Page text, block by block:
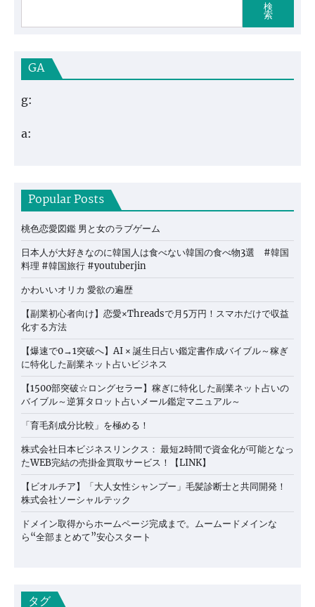
検
索
GA
g:
a:
Popular Posts
桃色恋愛図鑑 男と女のラブゲーム
日本人が大好きなのに韓国人は食べない韓国の食べ物3選 #韓国
料理 #韓国旅行 #youtuberjin
かわいいオリカ 愛欲の遍歴
【副業初心者向け】恋愛×Threadsで月5万円！スマホだけで収益
化する方法
【爆速で0→1突破へ】AI × 誕生日占い鑑定書作成バイブル～稼ぎ
に特化した副業ネット占いビジネス
【1500部突破☆ロングセラー】稼ぎに特化した副業ネット占いの
バイブル～逆算タロット占いメール鑑定マニュアル～
「育毛剤成分比較」を極める！
株式会社日本ビジネスリンクス： 最短2時間で資金化が可能となっ
たWEB完結の売掛金買取サービス！【LINK】
【ビオルチア】「大人女性シャンプー」毛髪診断士と共同開発！
株式会社ソーシャルテック
ドメイン取得からホームページ完成まで。ムームードメインな
ら“全部まとめて”安心スタート
タグ